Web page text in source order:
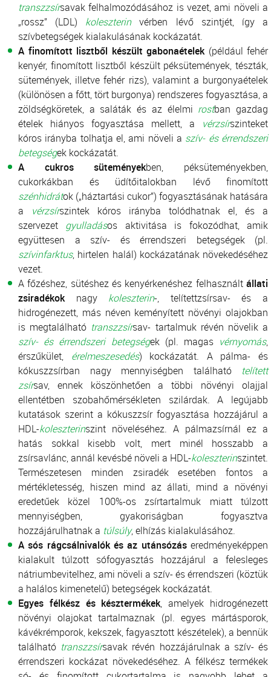
transzzsírsavak felhalmozódásához is vezet, ami növeli a
„rossz” (LDL) koleszterinvérben lévő szintjét, így a
szívbetegségek kialakulásának kockázatát.
A finomított lisztből készült gabonaételek (például fehér
kenyér, finomított lisztből készült péksütemények, tészták,
sütemények, illetve fehér rizs), valamint a burgonyaételek
(különösen a főtt, tört burgonya) rendszeres fogyasztása, a
zöldségköretek, a saláták és az élelmi rostban gazdag
ételek hiányos fogyasztása mellett, a vérzsírszinteket
kóros irányba tolhatja el, ami növeli a szív- és érrendszeri
betegségek kockázatát.
A cukros süteményekben, péksüteményekben,
cukorkákban és üdítőitalokban lévő finomított
szénhidrátok („háztartási cukor”) fogyasztásának hatására
a vérzsírszintek kóros irányba tolódhatnak el, és a
szervezet gyulladásos aktivitása is fokozódhat, amik
együttesen a szív- és érrendszeri betegségek (pl.
szívinfarktus, hirtelen halál) kockázatának növekedéséhez
vezet.
A főzéshez, sütéshez és kenyérkenéshez felhasznált állati
zsiradékoknagy koleszterin-, telítettzsírsav- és a
hidrogénezett, más néven keményített növényi olajokban
is megtalálható transzzsírsav- tartalmuk révén növelik a
szív- és érrendszeri betegségek (pl. magas vérnyomás,
érszűkület, érelmeszesedés) kockázatát. A pálma- és
kókuszzsírban nagy mennyiségben található telített
zsírsav, ennek köszönhetően a többi növényi olajjal
ellentétben szobahőmérsékleten szilárdak. A legújabb
kutatások szerint a kókuszzsír fogyasztása hozzájárul a
HDL-koleszterinszint növeléséhez. A pálmazsírnál ez a
hatás sokkal kisebb volt, mert minél hosszabb a
zsírsavlánc, annál kevésbé növeli a HDL-koleszterinszintet.
Természetesen minden zsiradék esetében fontos a
mértékletesség, hiszen mind az állati, mind a növényi
eredetűek közel 100%-os zsírtartalmuk miatt túlzott
mennyiségben, gyakoriságban fogyasztva
hozzájárulhatnak a túlsúly, elhízás kialakulásához.
A sós rágcsálnivalók és az utánsózáseredményeképpen
kialakult túlzott sófogyasztás hozzájárul a felesleges
nátriumbevitelhez, ami növeli a szív- és érrendszeri (köztük
a halálos kimenetelű) betegségek kockázatát.
Egyes félkész és késztermékek, amelyek hidrogénezett
növényi olajokat tartalmaznak (pl. egyes mártásporok,
kávékrémporok, kekszek, fagyasztott készételek), a bennük
található transzzsírsavak révén hozzájárulnak a szív- és
érrendszeri kockázat növekedéséhez. A félkész termékek